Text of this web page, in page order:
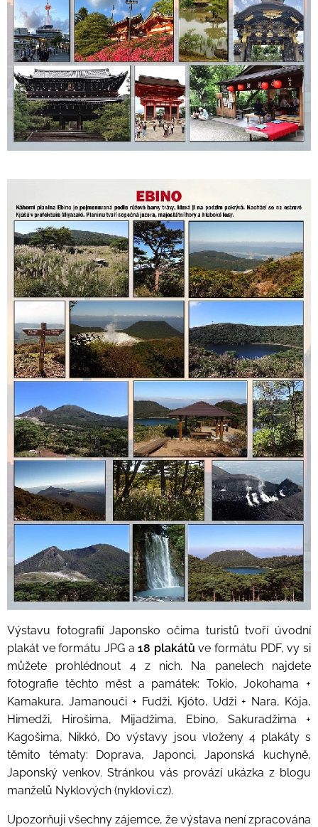
Výstavu fotografií Japonsko očima turistů tvoří úvodní
plakát ve formátu JPG a18 plakátů ve formátu PDF, vy si
můžete prohlédnout 4 z nich. Na panelech najdete
fotografie těchto měst a památek: Tokio, Jokohama +
Kamakura, Jamanouči + Fudži, Kjóto, Udži + Nara, Kója,
Himedži, Hirošima, Mijadžima, Ebino, Sakuradžima +
Kagošima, Nikkó, Do výstavy jsou vloženy 4 plakáty s
těmito tématy: Doprava, Japonci, Japonská kuchyně,
Japonský venkov. Stránkou vás provází ukázka z blogu
manželů Nyklových (nyklovi.cz).
Upozorňuji všechny zájemce, že výstava není zpracována